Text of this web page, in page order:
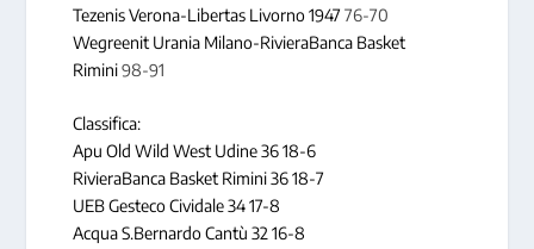
Tezenis Verona-Libertas Livorno 1947 76-70
Wegreenit Urania Milano-RivieraBanca Basket
Rimini98-91
Classifica:
Apu Old Wild West Udine 36 18-6
RivieraBanca Basket Rimini 36 18-7
UEB Gesteco Cividale 34 17-8
Acqua S.Bernardo Cantù 32 16-8